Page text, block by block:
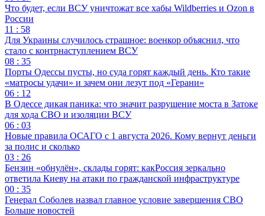
Что будет, если ВСУ уничтожат все хабы Wildberries и Ozon в
России
11 : 58
Для Украины случилось страшное: военкор объяснил, что
стало с контрнаступлением ВСУ
08 : 35
Порты Одессы пусты, но суда горят каждый день. Кто такие
«матросы удачи» и зачем они лезут под «Герани»
06 : 12
В Одессе дикая паника: что значит разрушение моста в Затоке
для хода СВО и изоляции ВСУ
06 : 03
Новые правила ОСАГО с 1 августа 2026. Кому вернут деньги
за полис и сколько
03 : 26
Бензин «обнулён», склады горят: какРоссия зеркально
ответила Киеву на атаки по гражданской инфраструктуре
00 : 35
Генерал Соболев назвал главное условие завершения СВО
Больше новостей